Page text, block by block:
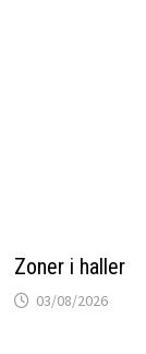
Zoner i haller
03/08/2026